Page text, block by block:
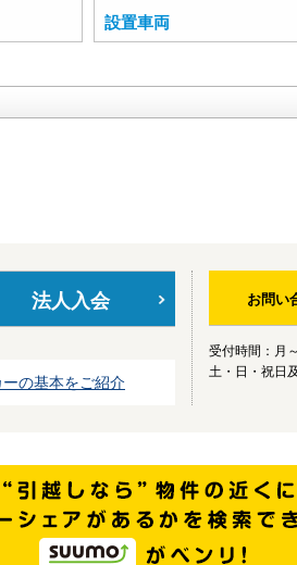
設置車両
法人入会
の基本をご紹介
お問い
受付時間：月
土・日・祝日